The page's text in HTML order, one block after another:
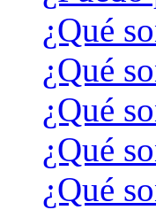
¿Qué
¿Qué
¿Qué
¿Qué
¿Qué